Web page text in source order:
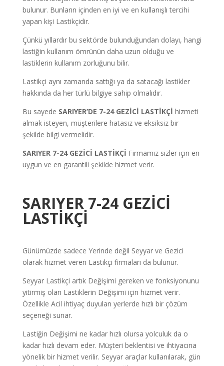
bulunur. Bunların içinden en iyi ve en kullanışlı tercihi
yapan kişi Lastikçidir.
Çünkü yıllardır bu sektörde bulunduğundan dolayı, hangi
lastiğin kullanım ömrünün daha uzun olduğu ve
lastiklerin kullanım zorluğunu bilir.
Lastikçi aynı zamanda sattığı ya da satacağı lastikler
hakkında da her türlü bilgiye sahip olmalıdır.
Bu sayede SARIYER’DE 7-24 GEZİCİ LASTİKÇİ hizmeti
almak isteyen, müşterilere hatasız ve eksiksiz bir
şekilde bilgi vermelidir.
SARIYER 7-24 GEZİCİ LASTİKÇİ Firmamız sizler için en
uygun ve en garantili şekilde hizmet verir.
SARIYER 7-24 GEZİCİ
LASTİKÇİ
Günümüzde sadece Yerinde değil Seyyar ve Gezici
olarak hizmet veren Lastikçi firmaları da bulunur.
Seyyar Lastikçi artık Değişimi gereken ve fonksiyonunu
yitirmiş olan Lastiklerin Değişimi için hizmet verir.
Özellikle Acil ihtiyaç duyulan yerlerde hızlı bir çözüm
seçeneği sunar.
Lastiğin Değişimi ne kadar hızlı olursa yolculuk da o
kadar hızlı devam eder. Müşteri beklentisi ve ihtiyacına
yönelik bir hizmet verilir. Seyyar araçlar kullanılarak, gün